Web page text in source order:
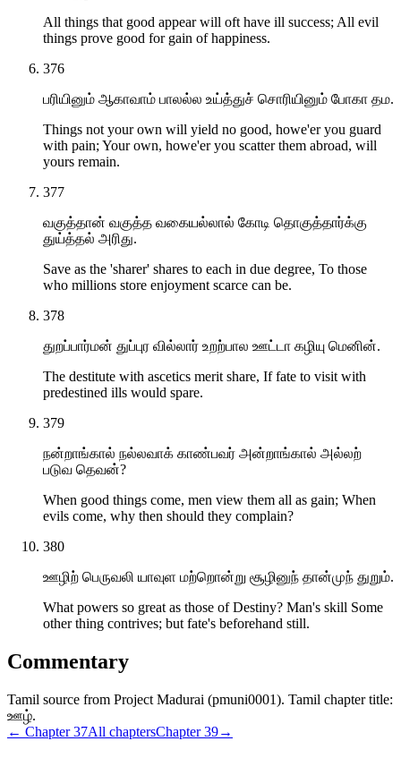
All things that good appear will oft have ill success; All evil
things prove good for gain of happiness.
376
பரியினும் ஆகாவாம் பாலல்ல உய்த்துச் சொரியினும் போகா தம.
Things not your own will yield no good, howe'er you guard
with pain; Your own, howe'er you scatter them abroad, will
yours remain.
377
வகுத்தான் வகுத்த வகையல்லால் கோடி தொகுத்தார்க்கு
துய்த்தல் அரிது.
Save as the 'sharer' shares to each in due degree, To those
who millions store enjoyment scarce can be.
378
துறப்பார்மன் துப்புர வில்லார் உறற்பால ஊட்டா கழியு மெனின்.
The destitute with ascetics merit share, If fate to visit with
predestined ills would spare.
379
நன்றாங்கால் நல்லவாக் காண்பவர் அன்றாங்கால் அல்லற்
படுவ தெவன்?
When good things come, men view them all as gain; When
evils come, why then should they complain?
380
ஊழிற் பெருவலி யாவுள மற்றொன்று சூழினுந் தான்முந் துறும்.
What powers so great as those of Destiny? Man's skill Some
other thing contrives; but fate's beforehand still.
Commentary
Tamil source from Project Madurai (pmuni0001). Tamil chapter title:
ஊழ்.
← Chapter37All chaptersChapter39→